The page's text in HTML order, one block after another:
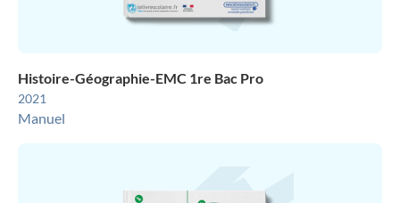
Histoire-Géographie-EMC 1re Bac Pro
2021
Manuel